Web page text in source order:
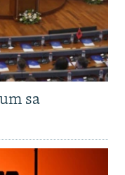
sa